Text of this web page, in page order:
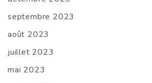
septembre 2023
août 2023
juillet 2023
mai 2023